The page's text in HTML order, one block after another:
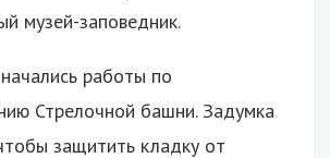
музей-заповедник.
работы по
Стрелочной башни. Задумка
защитить кладку от